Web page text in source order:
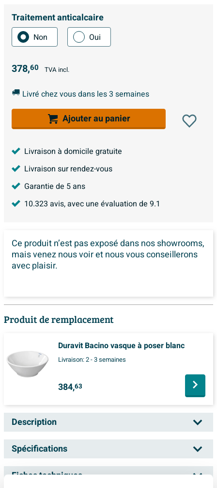
Traitement anticalcaire
Non Oui
378,60 TVA incl.
Livré chez vous dans les 3 semaines
Ajouter au panier
Livraison à domicile gratuite
Livraison sur rendez-vous
Garantie de 5 ans
10.323 avis, avec une évaluation de 9.1
Ce produit n’est pas exposé dansnos showrooms,
mais venez nous voir et nous vous conseillerons
avec plaisir.
Produit de remplacement
Duravit Bacino vasque à poser blanc
Livraison:2 - 3 semaines
384,63
Description
Duravit Vero lavabo à poser 60x38 cm
s/surpl. blanc
Spécifications
Numéro d'article
0308390
Fiches techniques